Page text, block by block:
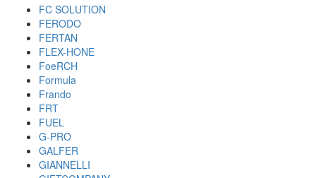
FC SOLUTION
FERODO
FERTAN
FLEX-HONE
FoeRCH
Formula
Frando
FRT
FUEL
G-PRO
GALFER
GIANNELLI